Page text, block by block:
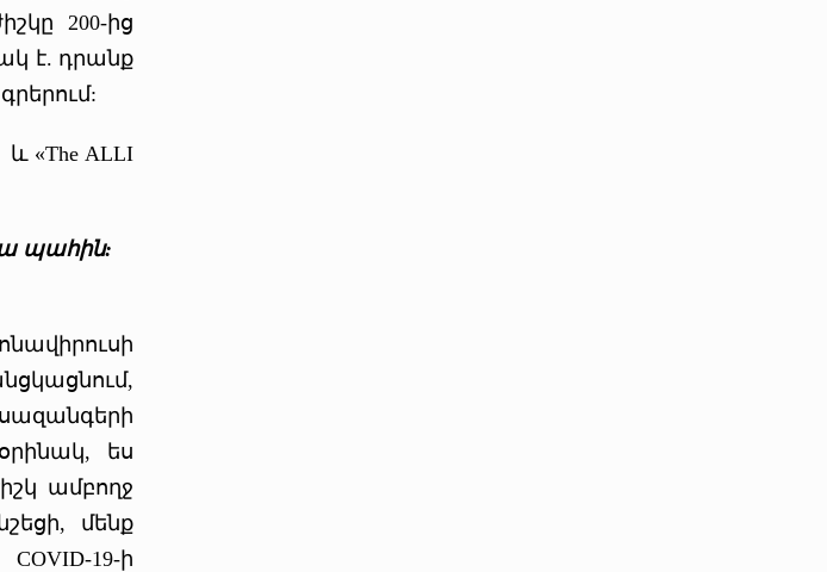
200-ից
է. դրանք
և «The ALLI
պահին:
ես
ամբողջ
մենք
19-ի